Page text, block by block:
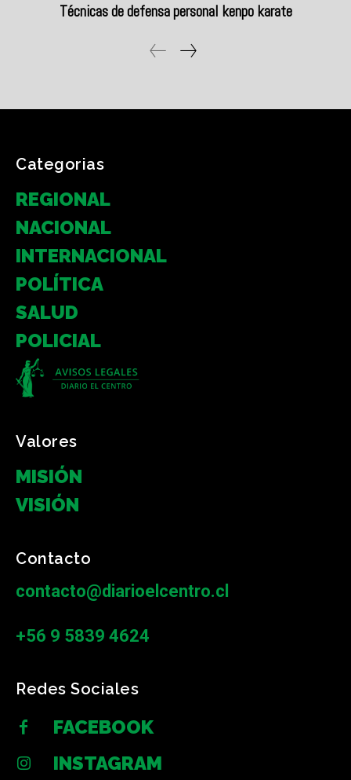
Categorias
REGIONAL
NACIONAL
INTERNACIONAL
POLÍTICA
SALUD
POLICIAL
Valores
MISIÓN
VISIÓN
Contacto
contacto@diarioelcentro.cl
+56 9 5839 4624
Redes Sociales
FACEBOOK
INSTAGRAM